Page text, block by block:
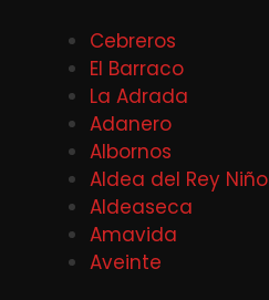
Cebreros
El Barraco
La Adrada
Adanero
Albornos
Aldea del Rey Niño
Aldeaseca
Amavida
Aveinte